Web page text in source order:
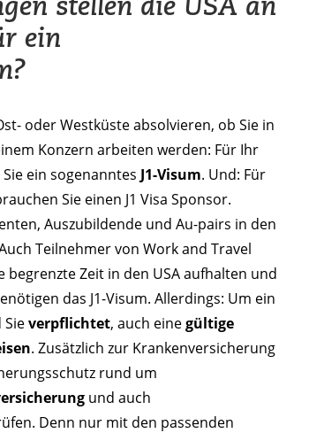
ein
oder Westküste absolvieren, ob Sie in
Konzern arbeiten werden: Für Ihr
ein sogenanntes J1-Visum. Und: Für
Sie einen J1 Visa Sponsor.
Auszubildende und Au-pairs in den
Teilnehmer von Work and Travel
Zeit in den USA aufhalten und
das J1-Visum. Allerdings: Um ein
verpflichtet, auch einegültige
. Zusätzlich zur Krankenversicherung
rund um
und auch
Denn nur mit den passenden